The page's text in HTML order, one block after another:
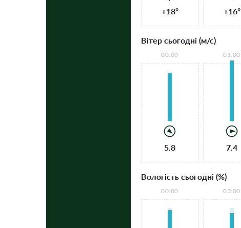
+18° +16°
Вітер сьогодні (м/с)
00:00
5.8
03:00
7.4
Вологість сьогодні (%)
00:00 03:00